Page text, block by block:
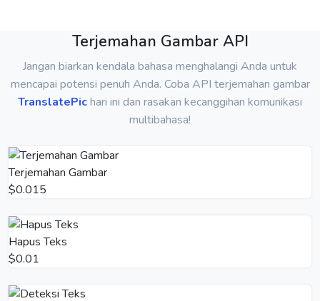
Terjemahan Gambar API
Jangan biarkan kendala bahasa menghalangi Anda untuk
mencapai potensi penuh Anda. Coba API terjemahan gambar
TranslatePichari ini dan rasakan kecanggihan komunikasi
multibahasa!
Terjemahan Gambar
$0.015
Hapus Teks
$0.01